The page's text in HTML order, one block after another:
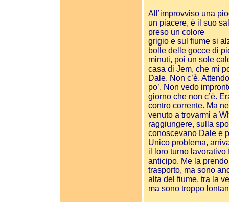
All’improvviso una
un piacere, è il suo
preso un colore
grigio e sul fiume si
bolle delle gocce di
minuti, poi un sole
casa di Jem, che mi
Dale. Non c’è.
po’. Non vedo
giorno che non c’è.
contro corrente. Ma
venuto a trovarmi a
raggiungere, sulla
conoscevano Dale e
Unico problema,
il loro turno
anticipo. Me la
trasporto, ma sono
alta del fiume, tra la
ma sono troppo